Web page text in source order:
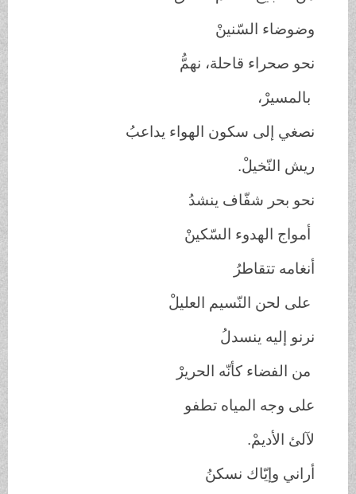
وضوضاء السّنينْ
نحو صحراء قاحلة، نهمُّ
بالمسيرْ،
نصغي إلى سكون الهواء يداعبُ
ريش النّخيلْ.
نحو بحر شفّاف ينشدُ
أمواج الهدوء السّكينْ
أنغامه تتقاطرُ
على لحن النّسيم العليلْ
نرنو إليه ينسدلُ
من الفضاء كأنّه الحريرْ
على وجه المياه تطفو
لآلئ الأديمْ.
أراني وإيّاك نسكنُ